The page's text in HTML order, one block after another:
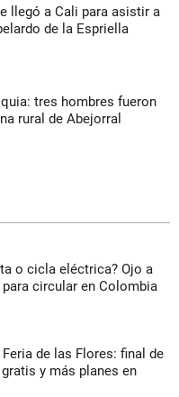
llegó a Cali para asistir a
de la Espriella
tres hombres fueron
rural de Abejorral
o cicla eléctrica? Ojo a
para circular en Colombia
de las Flores: final de
y más planes en